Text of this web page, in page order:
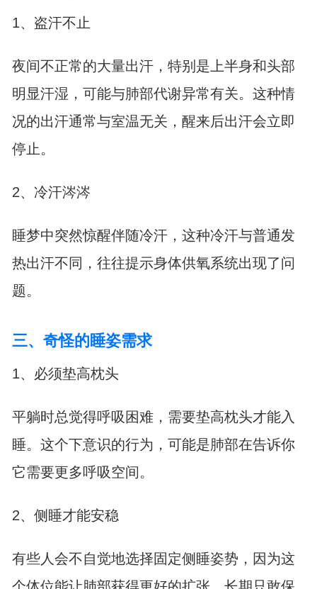
1、盗汗不止
夜间不正常的大量出汗，特别是上半身和头部
明显汗湿，可能与肺部代谢异常有关。这种情
况的出汗通常与室温无关，醒来后出汗会立即
停止。
2、冷汗涔涔
睡梦中突然惊醒伴随冷汗，这种冷汗与普通发
热出汗不同，往往提示身体供氧系统出现了问
题。
三、奇怪的睡姿需求
1、必须垫高枕头
平躺时总觉得呼吸困难，需要垫高枕头才能入
睡。这个下意识的行为，可能是肺部在告诉你
它需要更多呼吸空间。
2、侧睡才能安稳
有些人会不自觉地选择固定侧睡姿势，因为这